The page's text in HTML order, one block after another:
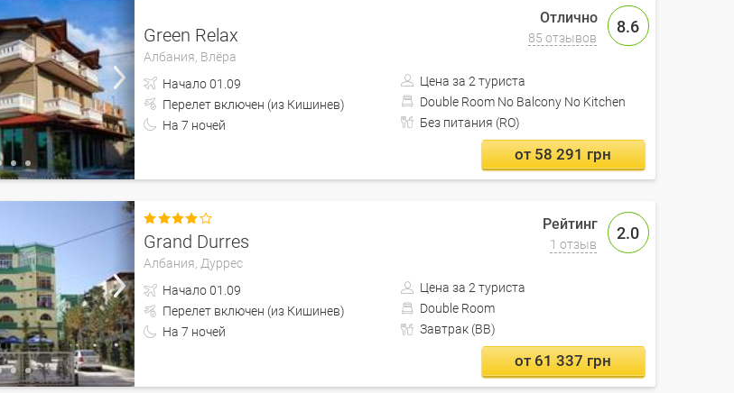
8.6
85 отзывов
Green Relax
Албания, Влёра
Начало01.09
Перелет включен (из Кишинев)
На7 ночей
Цена за 2 туриста
Double Room No Balcony No Kitchen
Без питания (RO)
от 58 291 грн
2.0
1 отзыв

Grand Durres
Албания,Дуррес
Начало01.09
Перелет включен (из Кишинев)
На7 ночей
Цена за 2 туриста
Double Room
Завтрак (BB)
от 61 337 грн